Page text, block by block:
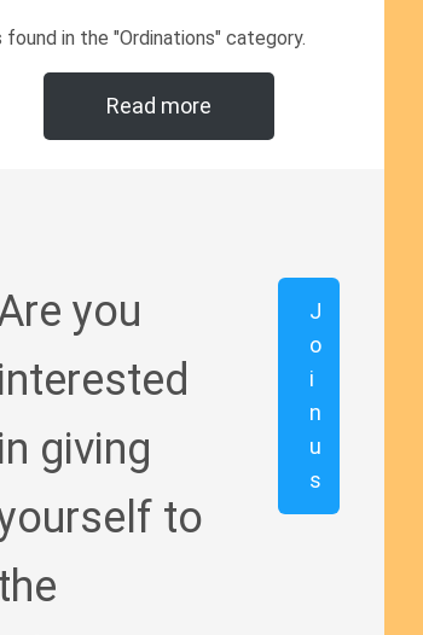
found in the "Ordinations" category.
Read more
you
interested
in giving
to
J
o
i
n
u
s